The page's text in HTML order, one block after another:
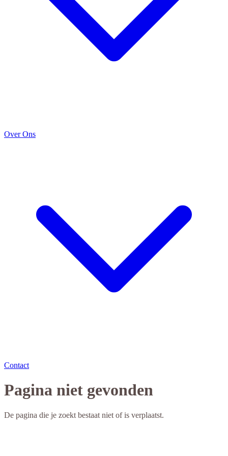
Over Ons
Contact
Pagina niet gevonden
De pagina die je zoekt bestaat niet of is verplaatst.